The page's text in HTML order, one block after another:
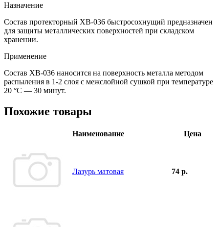
Назначение
Состав протекторный ХВ-036 быстросохнущий предназначен
для защиты металлических поверхностей при складском
хранении.
Применение
Состав ХВ-036 наносится на поверхность металла методом
распыления в 1-2 слоя с межслойной сушкой при температуре
20 °С — 30 минут.
Похожие товары
Наименование Цена
Лазурь матовая 74 р.